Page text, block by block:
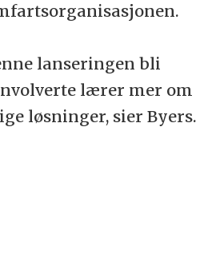
lanseringen bli
lærer mer om
løsninger, sier Byers.